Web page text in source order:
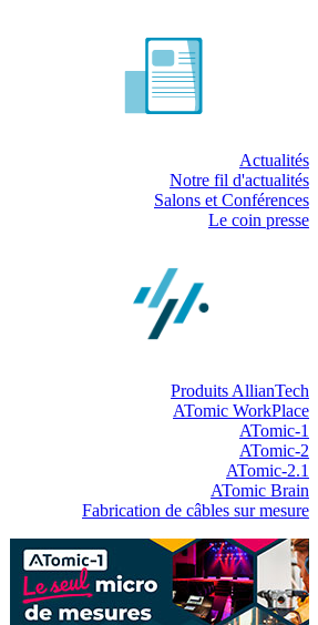
Actualités
Notre fil d'actualités
Salons et Conférences
Le coin presse
Produits AllianTech
ATomic WorkPlace
ATomic-1
ATomic-2
ATomic-2.1
ATomic Brain
Fabrication de câbles sur mesure